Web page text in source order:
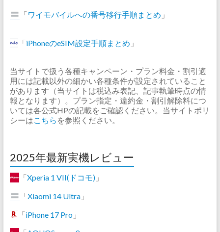
「ワイモバイルへの番号移行手順まとめ 」
「iPhoneのeSIM設定手順まとめ 」
当サイトで扱う各種キャンペーン・プラン料金・割引適
用には記載以外の細かい各種条件が設定されていること
があります（当サイトは税込み表記、記事執筆時点の情
報となります）。プラン指定・違約金・割引解除料につ
いては各公式HPの記載をご確認ください。当サイトポリ
シーはこちら を参照ください。
2025年最新実機レビュー
「Xperia 1 VII(ドコモ)」
「Xiaomi 14 Ultra」
「iPhone 17 Pro」